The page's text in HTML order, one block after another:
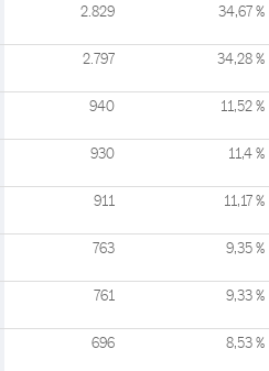
2.829 34,67 %
2.797 34,28 %
940 11,52 %
930 11,4 %
911 11,17 %
763 9,35 %
761 9,33 %
696 8,53 %